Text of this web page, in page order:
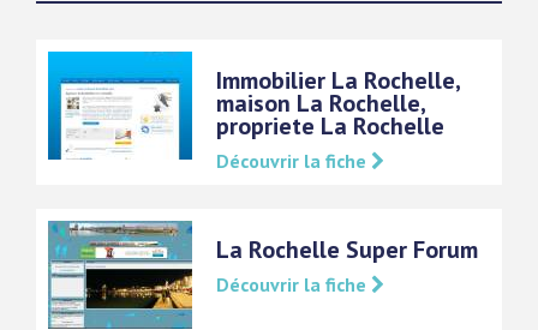
Immobilier La Rochelle,
maison La Rochelle,
propriete La Rochelle
Découvrir la fiche
La Rochelle Super Forum
Découvrir la fiche